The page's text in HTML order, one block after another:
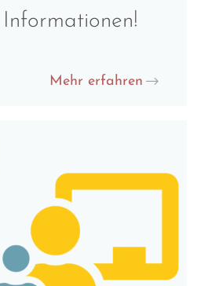
Informationen!
Mehr erfahren